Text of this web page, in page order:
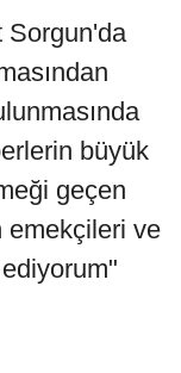
Sorgun'da
büyük
geçen
emekçileri ve